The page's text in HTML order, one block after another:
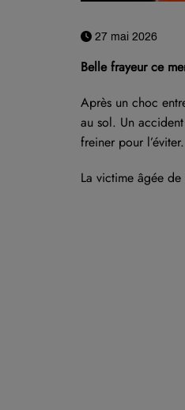
27 mai 2026
Belle frayeur ce
Après un choc
au sol. Un
freiner pour l’éviter.
La victime âgée